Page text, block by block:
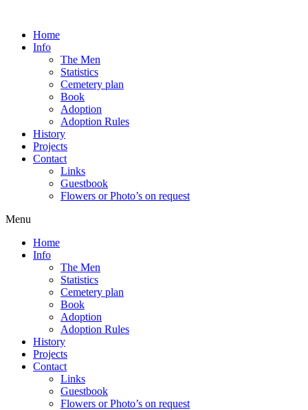
Home
Info
The Men
Statistics
Cemetery plan
Book
Adoption
Adoption Rules
History
Projects
Contact
Links
Guestbook
Flowers or Photo’s on request
Menu
Home
Info
The Men
Statistics
Cemetery plan
Book
Adoption
Adoption Rules
History
Projects
Contact
Links
Guestbook
Flowers or Photo’s on request